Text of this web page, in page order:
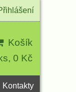
Košík
0 Kč
Kontakty